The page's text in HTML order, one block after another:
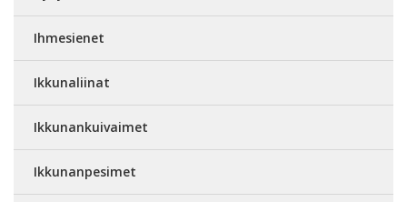
Ihmesienet
Ikkunaliinat
Ikkunankuivaimet
Ikkunanpesimet